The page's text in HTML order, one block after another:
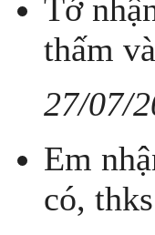
Tớ
thấm
27/07/
Em
có,